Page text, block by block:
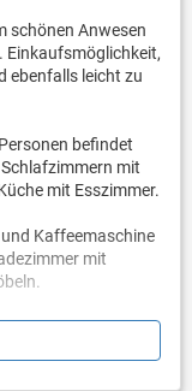
schönen Anwesen
Einkaufsmöglichkeit,
ebenfalls leicht zu
befindet
mit
mit Esszimmer.
Kaffeemaschine
mit
Handtücher sind
gegen Gebühr.